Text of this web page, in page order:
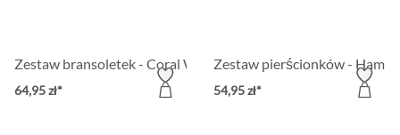
Zestaw bransoletek - Coral Weave
64,95 zł*
Zestaw pierścionków -
54,95 zł*